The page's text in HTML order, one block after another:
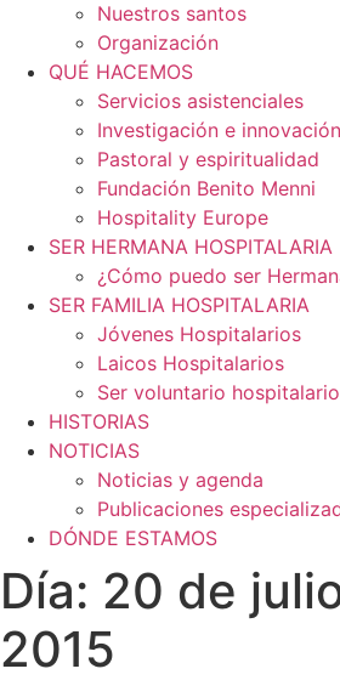
Nuestros santos
Organización
QUÉ HACEMOS
Servicios asistenciales
Investigación e innovación
Pastoral y espiritualidad
Fundación Benito Menni
Hospitality Europe
SER HERMANA HOSPITALARIA
¿Cómo puedo ser
SER FAMILIA HOSPITALARIA
Jóvenes Hospitalarios
Laicos Hospitalarios
Ser voluntario hospitalario
HISTORIAS
NOTICIAS
Noticias y agenda
Publicaciones
DÓNDE ESTAMOS
Día: 20 de
2015